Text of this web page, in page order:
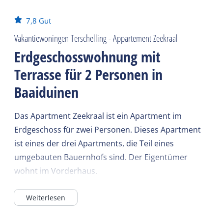
7,8 Gut
Vakantiewoningen Terschelling - Appartement Zeekraal
Erdgeschosswohnung mit
Terrasse für 2 Personen in
Baaiduinen
Das Apartment Zeekraal ist ein Apartment im
Erdgeschoss für zwei Personen. Dieses Apartment
ist eines der drei Apartments, die Teil eines
umgebauten Bauernhofs sind. Der Eigentümer
wohnt im Vorderhaus.
es gibt ein gemütliches Ecksofa und eine offene
Weiterlesen